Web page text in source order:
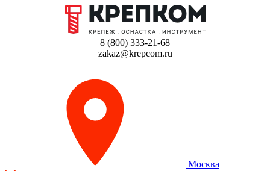
8 (800) 333-21-68
zakaz@krepcom.ru
Москва